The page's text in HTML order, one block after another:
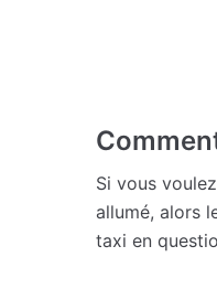
Si vous voulez
allumé, alors
taxi en